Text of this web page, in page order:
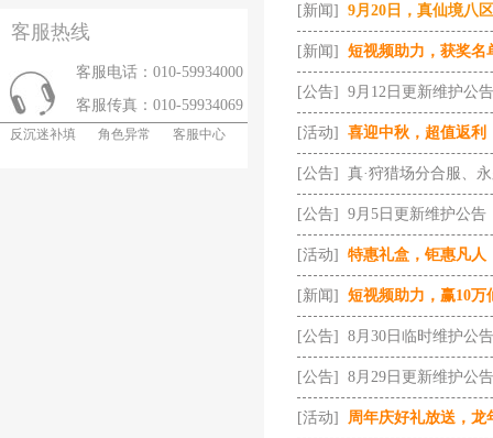
客服热线
客服电话：010-59934000
客服传真：010-59934069
反沉迷补填 角色异常 客服中心
[新闻] 9月20日，真仙境八
[新闻] 短视频助力，获奖名
[公告] 9月12日更新维护公告
[活动] 喜迎中秋，超值返利
[公告] 真·狩猎场分合服、
[公告] 9月5日更新维护公告
[活动] 特惠礼盒，钜惠凡人
[新闻] 短视频助力，赢10万
[公告] 8月30日临时维护公告
[公告] 8月29日更新维护公告
[活动] 周年庆好礼放送，龙